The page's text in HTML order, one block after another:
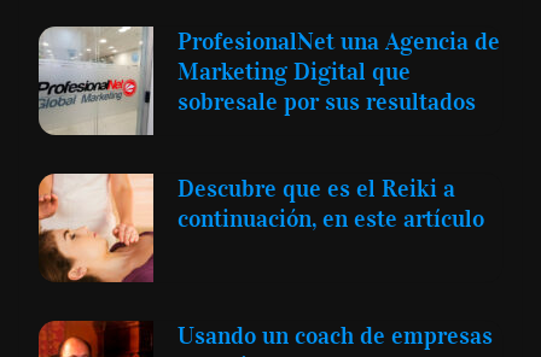
ProfesionalNet una Agencia de
Marketing Digital que
sobresale por sus resultados
Descubre que es el Reiki a
continuación, en este artículo
Usando un coach de empresas